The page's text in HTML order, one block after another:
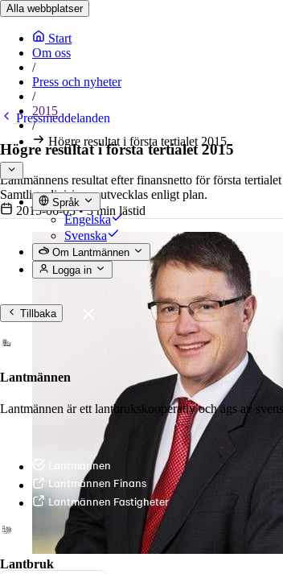
Alla webbplatser
Start
Om oss
/
Press och nyheter
/
2015
/
Högre resultat i första tertialet 2015
Språk
Engelska
Svenska
Om Lantmännen
Logga in
Tillbaka
Lantmännen
Lantmännen är ett lantbrukskooperativ och ägs av
Lantmännen
Lantmännen Finans
Lantmännen Fastigheter
Lantbruk
Pressmeddelanden
Högre resultat i första tertialet 2015
Lantmännens resultat efter finansnetto för första
Samtliga divisioner utvecklas enligt plan.
2015-06-03• 3 min lästid